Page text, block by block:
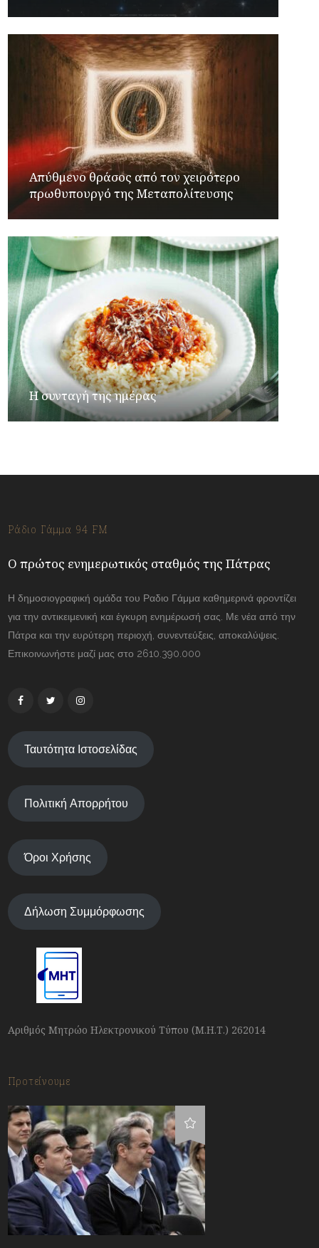
Απύθμενο θράσος από τον χειρότερο
πρωθυπουργό της Μεταπολίτευσης
Η συνταγή της ημέρας
Ράδιο Γάμμα 94 FM
Ο πρώτος ενημερωτικός σταθμός της Πάτρας
Η δημοσιογραφική ομάδα του Ραδιο Γάμμα καθημερινά φροντίζει
για την αντικειμενική και έγκυρη ενημέρωσή σας. Με νέα από την
Πάτρα και την ευρύτερη περιοχή, συνεντεύξεις, αποκαλύψεις.
Επικοινωνήστε μαζί μας στο 2610.390.000
Ταυτότητα Ιστοσελίδας
Πολιτική Απορρήτου
Όροι Χρήσης
Δήλωση Συμμόρφωσης
Αριθμός Μητρώο Ηλεκτρονικού Τύπου (Μ.Η.Τ.) 262014
Προτείνουμε